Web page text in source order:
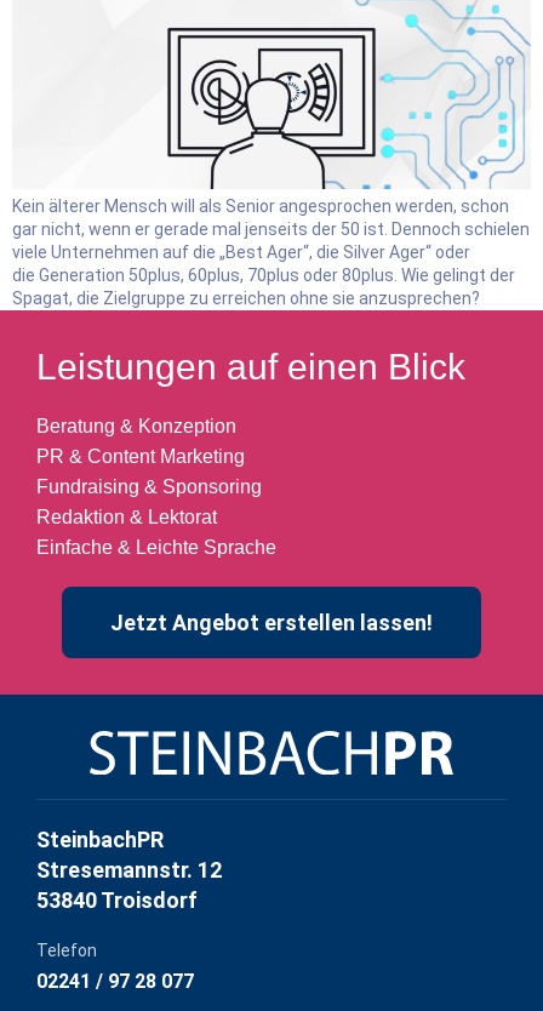
Kein älterer Mensch will als Senior angesprochen werden, schon
gar nicht, wenn er gerade mal jenseits der 50 ist. Dennoch schielen
viele Unternehmen auf die „Best Ager“, die Silver Ager“ oder
die Generation 50plus, 60plus, 70plus oder 80plus. Wie gelingt der
Spagat, die Zielgruppe zu erreichen ohne sie anzusprechen?
SteinbachPR
Stresemannstr. 12
53840 Troisdorf
Telefon
02241 / 97 28 077
Leistungen auf einen Blick
Beratung & Konzeption
PR & Content Marketing
Fundraising & Sponsoring
Redaktion & Lektorat
Einfache & Leichte Sprache
Jetzt Angebot erstellen lassen!